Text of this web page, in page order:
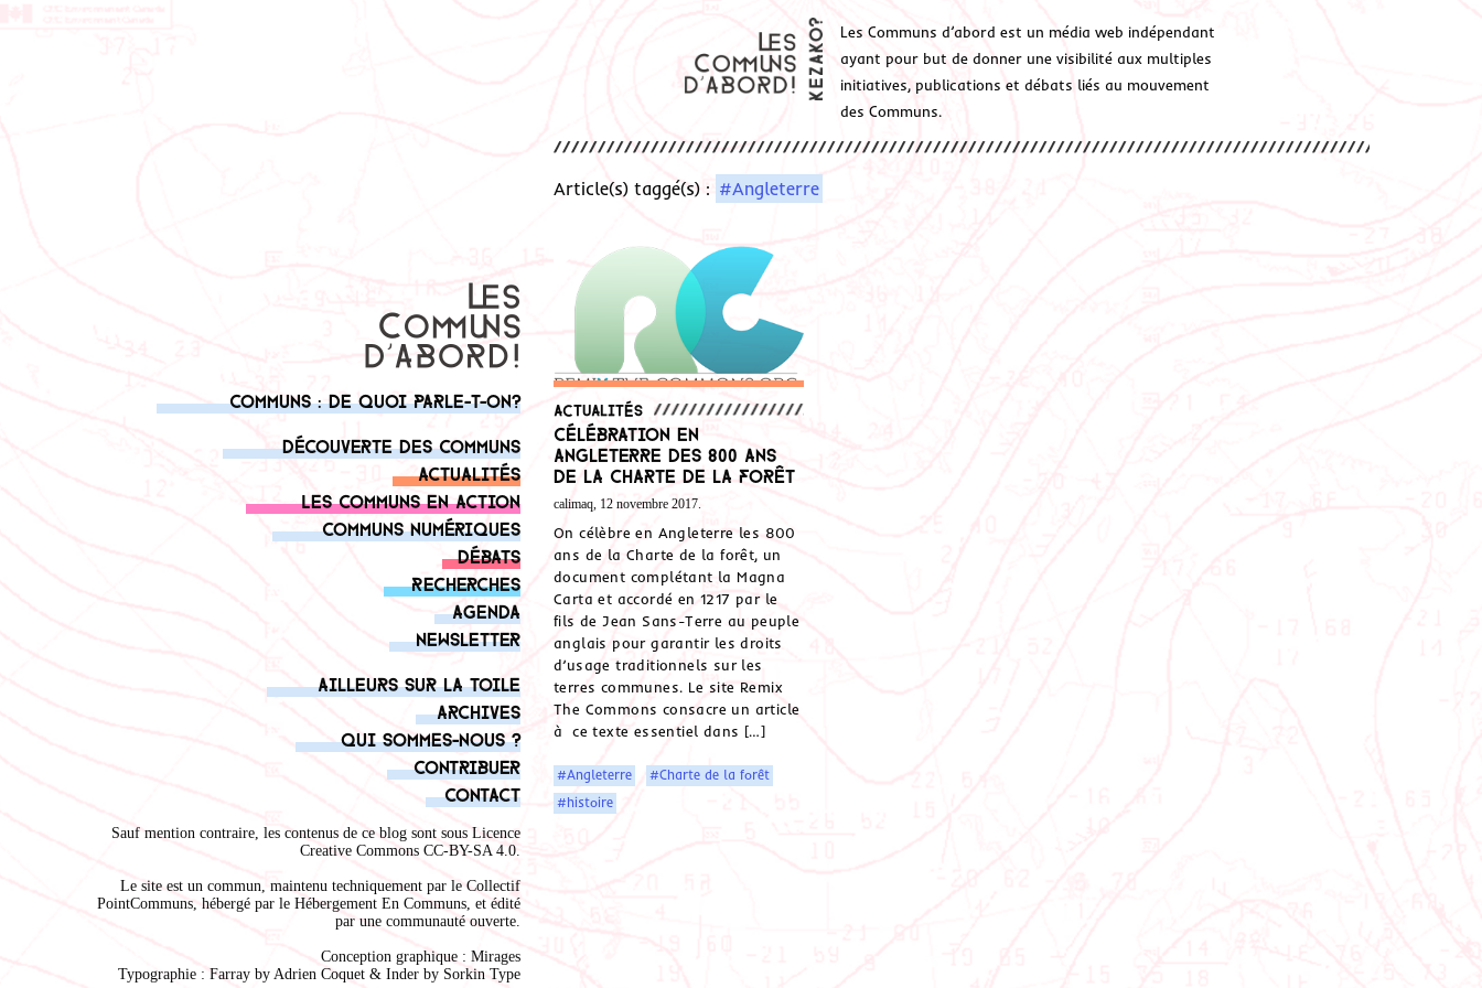
Les Communs d’abord est un média web indépendant
ayant pour but de donner une visibilité aux multiples
initiatives, publications et débats liés au mouvement
des Communs.
Communs : de quoi parle-t-on?
Découverte des communs
Actualités
Les communs en action
Communs numériques
Débats
Recherches
Agenda
Newsletter
Ailleurs sur la toile
Archives
Qui sommes-nous ?
Contribuer
Contact
Sauf mention contraire, les contenus de ce blog sont sous Licence
Creative Commons CC-BY-SA 4.0.
Le site est un commun, maintenu techniquement par le Collectif
PointCommuns, hébergé par le Hébergement En Communs, et édité
par une communauté ouverte.
Conception graphique : Mirages
Typographie : Farray by Adrien Coquet & Inder by Sorkin Type
Article(s) taggé(s) : #Angleterre
Actualités
Célébration en
Angleterre des 800 ans
de la Charte de la Forêt
calimaq, 12 novembre 2017.
On célèbre en Angleterre les 800
ans de la Charte de la forêt, un
document complétant la Magna
Carta et accordé en 1217 par le
fils de Jean Sans-Terre au peuple
anglais pour garantir les droits
d’usage traditionnels sur les
terres communes. Le site Remix
The Commons consacre un article
à ce texte essentiel dans […]
#Angleterre
#Charte de la forêt
#histoire